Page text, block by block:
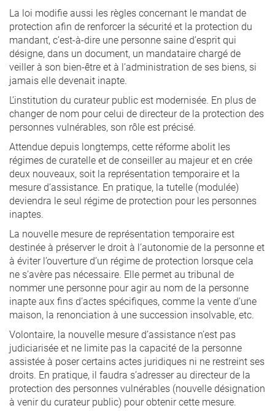
La loi modifie aussi les règles concernant le mandat de
protection afin de renforcer la sécurité et la protection du
mandant, c’est-à-dire une personne saine d’esprit qui
désigne, dans un document, un mandataire chargé de
veiller à son bien-être et à l’administration de ses biens, si
jamais elle devenait inapte.
L’institution du curateur public est modernisée. En plus de
changer de nom pour celui de directeur de la protection des
personnes vulnérables, son rôle est précisé.
Attendue depuis longtemps, cette réforme abolit les
régimes de curatelle et de conseiller au majeur et en crée
deux nouveaux, soit la représentation temporaire et la
mesure d’assistance. En pratique, la tutelle (modulée)
deviendra le seul régime de protection pour les personnes
inaptes.
La nouvelle mesure de représentation temporaire est
destinée à préserver le droit à l’autonomie de la personne et
à éviter l’ouverture d’un régime de protection lorsque cela
ne s’avère pas nécessaire. Elle permet au tribunal de
nommer une personne pour agir au nom de la personne
inapte aux fins d’actes spécifiques, comme la vente d’une
maison, la renonciation à une succession insolvable, etc.
Volontaire, la nouvelle mesure d’assistance n’est pas
judiciarisée et ne limite pas la capacité de la personne
assistée à poser certains actes juridiques ni ne restreint ses
droits. En pratique, il faudra s’adresser au directeur de la
protection des personnes vulnérables (nouvelle désignation
à venir du curateur public) pour obtenir cette mesure.